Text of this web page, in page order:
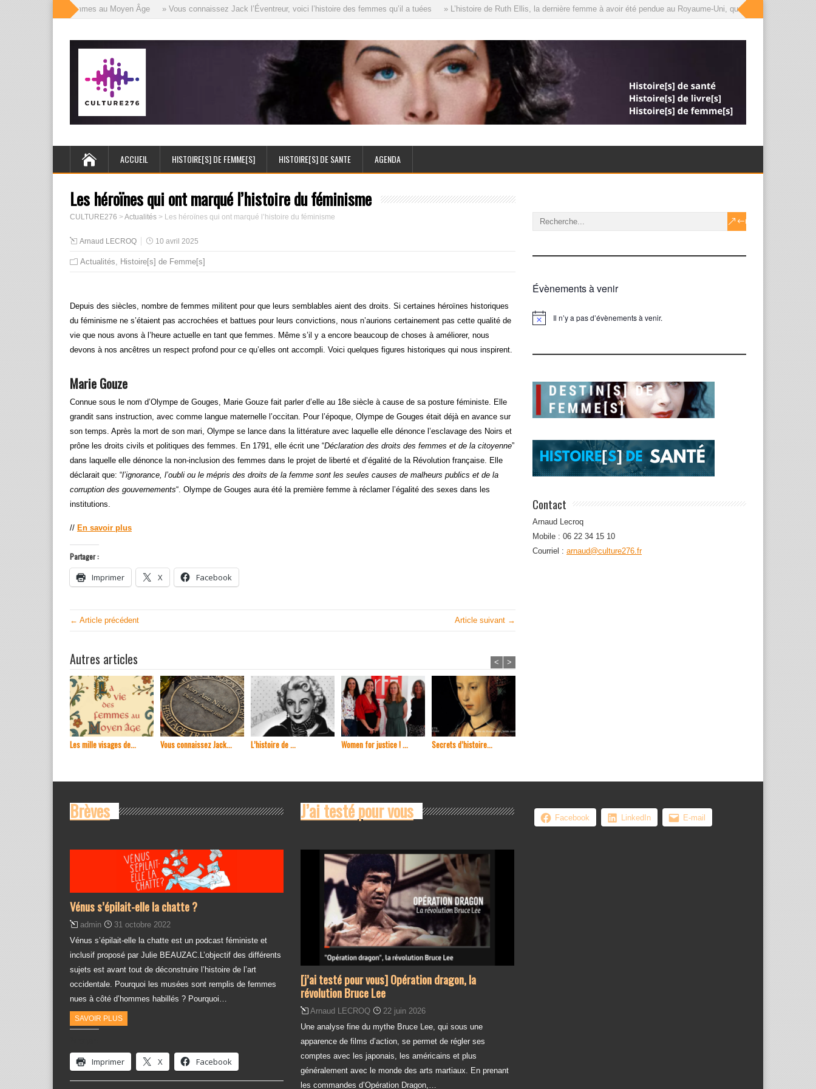
visages des femmes au Moyen Âge » Vous connaissez Jack l’Éventreur, voici l’histoire des femmes qu’il a tuées » L’histoire de Ruth Ellis, la dernière femme à avoir été pendue au Royaume-Uni, que le roi a désormais
ACCUEIL HISTOIRE[S] DE FEMME[S] HISTOIRE[S] DE SANTE AGENDA
Les héroïnes qui ont marqué l’histoire du féminisme
CULTURE276 >Actualités > Les héroïnes qui ont marqué l’histoire du féminisme
Arnaud LECROQ 10 avril 2025
Actualités, Histoire[s] de Femme[s]
Depuis des siècles, nombre de femmes militent pour que leurs semblables aient des droits. Si certaines héroïnes historiques
du féminisme ne s’étaient pas accrochées et battues pour leurs convictions, nous n’aurions certainement pas cette qualité de
vie que nous avons à l’heure actuelle en tant que femmes. Même s’il y a encore beaucoup de choses à améliorer, nous
devons à nos ancêtres un respect profond pour ce qu’elles ont accompli. Voici quelques figures historiques qui nous inspirent.
Marie Gouze
Connue sous le nom d’Olympe de Gouges, Marie Gouze fait parler d’elle au 18e siècle à cause de sa posture féministe. Elle
grandit sans instruction, avec comme langue maternelle l’occitan. Pour l’époque, Olympe de Gouges était déjà en avance sur
son temps. Après la mort de son mari, Olympe se lance dans la littérature avec laquelle elle dénonce l’esclavage des Noirs et
prône les droits civils et politiques des femmes. En 1791, elle écrit une “Déclaration des droits des femmes et de la citoyenne”
dans laquelle elle dénonce la non-inclusion des femmes dans le projet de liberté et d’égalité de la Révolution française. Elle
déclarait que: “l’ignorance, l’oubli ou le mépris des droits de la femme sont les seules causes de malheurs publics et de la
corruption des gouvernements“. Olympe de Gouges aura été la première femme à réclamer l’égalité des sexes dans les
institutions.
// En savoir plus
Partager :
Imprimer X Facebook
← Article précédent Article suivant →
Autres articles
Les mille visages de... Vous connaissez Jack... L’histoire de ... Women for justice ! ... Secrets d’histoire...
< >
Évènements à venir
Notice Il n’y a pas d’évènements à venir.
Contact
Arnaud Lecroq
Mobile : 06 22 34 15 10
Courriel : arnaud@culture276.fr
Brèves
Vénus s’épilait-elle la chatte ?
admin
31 octobre 2022
Vénus s’épilait-elle la chatte est un podcast féministe et
inclusif proposé par Julie BEAUZAC.L’objectif des différents
sujets est avant tout de déconstruire l’histoire de l’art
occidentale. Pourquoi les musées sont remplis de femmes
nues à côté d’hommes habillés ? Pourquoi…
SAVOIR PLUS
Imprimer X Facebook
J’ai testé pour vous
[j’ai testé pour vous] Opération dragon, la
révolution Bruce Lee
Arnaud LECROQ
22 juin 2026
Une analyse fine du mythe Bruce Lee, qui sous une
apparence de films d’action, se permet de régler ses
comptes avec les japonais, les américains et plus
généralement avec le monde des arts martiaux. En prenant
les commandes d’Opération Dragon,…
Facebook LinkedIn E-mail